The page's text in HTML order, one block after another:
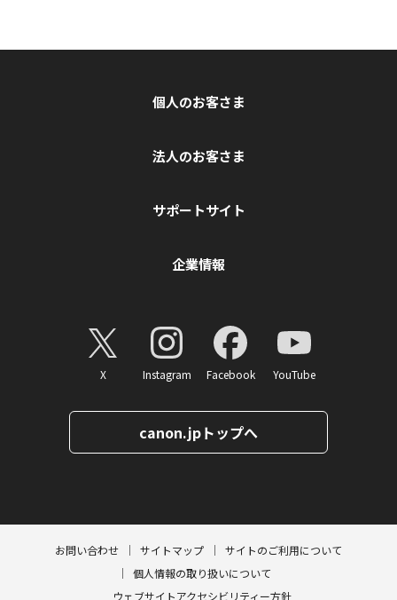
個人のお客さま
法人のお客さま
サポートサイト
企業情報
X Instagram Facebook YouTube
canon.jpトップへ
お問い合わせ サイトマップ
サイトのご利用について
個人情報の取り扱いについて
ウェブサイトアクセシビリティー方針